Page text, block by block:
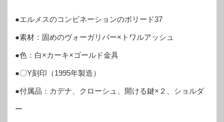
●エルメスのコンビネーションのボリード37
●素材：固めのヴォーガリバー×トワルアッシュ
●色：白×カーキ×ゴールド金具
●〇Y刻印（1995年製造）
●付属品：カデナ、クローシュ、開ける鍵×２、ショルダ
ー